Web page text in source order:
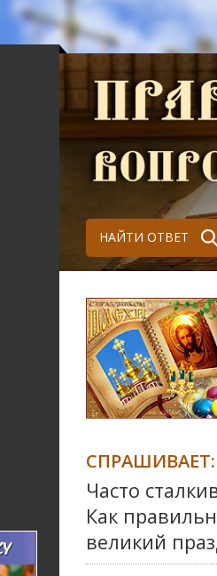
НАЙТИ ОТВЕТ
СПРАШИВАЕТ:
Часто
Как
великий